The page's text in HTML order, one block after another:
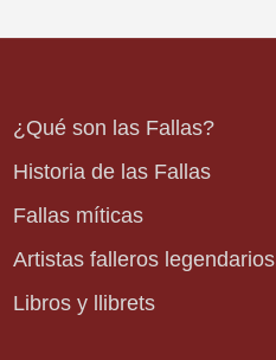
¿Qué son las Fallas?
Historia de las Fallas
Fallas míticas
Artistas falleros legendarios
Libros y llibrets